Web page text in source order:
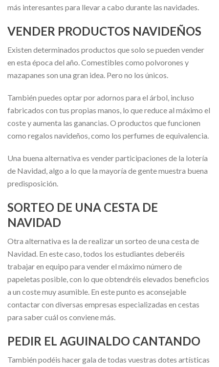
más interesantes para llevar a cabo durante las navidades.
VENDER PRODUCTOS NAVIDEÑOS
Existen determinados productos que solo se pueden vender
en esta época del año. Comestibles como polvorones y
mazapanes son una gran idea. Pero no los únicos.
También puedes optar por adornos para el árbol, incluso
fabricados con tus propias manos, lo que reduce al máximo el
coste y aumenta las ganancias. O productos que funcionen
como regalos navideños, como los perfumes de equivalencia.
Una buena alternativa es vender participaciones de la lotería
de Navidad, algo a lo que la mayoría de gente muestra buena
predisposición.
SORTEO DE UNA CESTA DE
NAVIDAD
Otra alternativa es la de realizar un sorteo de una cesta de
Navidad. En este caso, todos los estudiantes deberéis
trabajar en equipo para vender el máximo número de
papeletas posible, con lo que obtendréis elevados beneficios
a un coste muy asumible. En este punto es aconsejable
contactar con diversas empresas especializadas en cestas
para saber cuál os conviene más.
PEDIR EL AGUINALDO CANTANDO
También podéis hacer gala de todas vuestras dotes artísticas